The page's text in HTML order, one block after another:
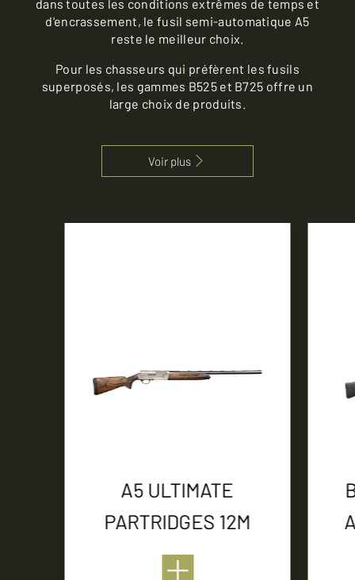
dans toutes les conditions extrêmes de temps et
d'encrassement, le fusil semi-automatique A5
reste le meilleur choix.
Pour les chasseurs qui préfèrent les fusils
superposés, les gammes B525 et B725 offre un
large choix de produits.
Voir plus
A5 ULTIMATE
PARTRIDGES 12M